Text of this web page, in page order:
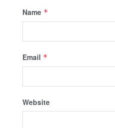
Name *
Email *
Website